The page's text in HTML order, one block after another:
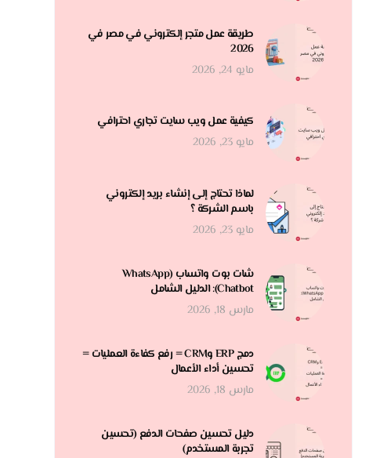
طريقة عمل متجر إلكتروني في مصر في
2026
مايو 24, 2026
كيفية عمل ويب سايت تجاري احترافي
مايو 23, 2026
لماذا تحتاج إلى إنشاء بريد إلكتروني
باسم الشركة ؟
مايو 23, 2026
شات بوت واتساب (WhatsApp
Chatbot): الدليل الشامل
مارس 18, 2026
دمج ERP وCRM = رفع كفاءة العمليات =
تحسين أداء الأعمال
مارس 18, 2026
دليل تحسين صفحات الدفع (تحسين
تجربة المستخدم)